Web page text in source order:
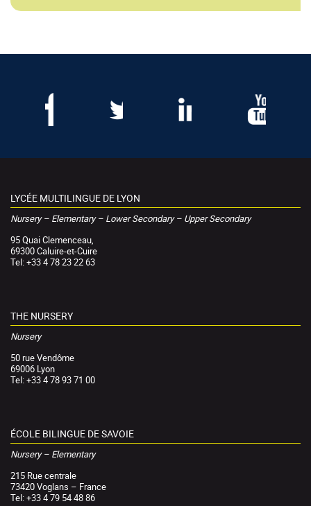
LYCÉE MULTILINGUE DE LYON
Nursery – Elementary – Lower Secondary – Upper Secondary
95 Quai Clemenceau,
69300 Caluire-et-Cuire
Tel: +33 4 78 23 22 63
THE NURSERY
Nursery
50 rue Vendôme
69006 Lyon
Tel: +33 4 78 93 71 00
ÉCOLE BILINGUE DE SAVOIE
Nursery – Elementary
215 Rue centrale
73420 Voglans – France
Tel: +33 4 79 54 48 86